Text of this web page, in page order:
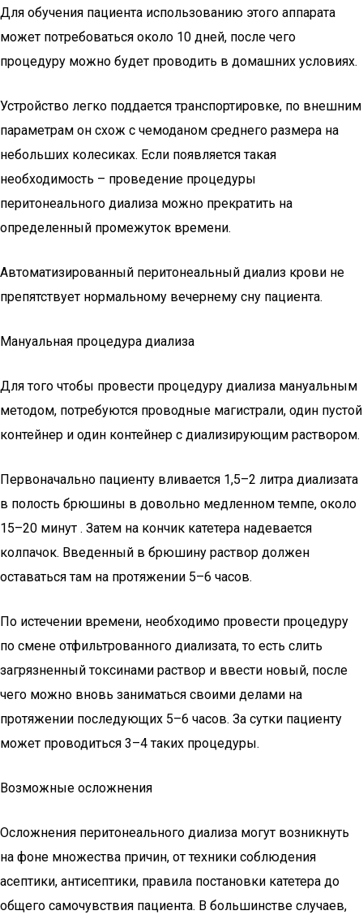
Для обучения пациента использованию этого аппарата
может потребоваться около 10 дней, после чего
процедуру можно будет проводить в домашних условиях.
Устройство легко поддается транспортировке, по внешним
параметрам он схож с чемоданом среднего размера на
небольших колесиках. Если появляется такая
необходимость – проведение процедуры
перитонеального диализа можно прекратить на
определенный промежуток времени.
Автоматизированный перитонеальный диализ крови не
препятствует нормальному вечернему сну пациента.
Мануальная процедура диализа
Для того чтобы провести процедуру диализа мануальным
методом, потребуются проводные магистрали, один пустой
контейнер и один контейнер с диализирующим раствором.
Первоначально пациенту вливается 1,5–2 литра диализата
в полость брюшины в довольно медленном темпе, около
15–20 минут . Затем на кончик катетера надевается
колпачок. Введенный в брюшину раствор должен
оставаться там на протяжении 5–6 часов.
По истечении времени, необходимо провести процедуру
по смене отфильтрованного диализата, то есть слить
загрязненный токсинами раствор и ввести новый, после
чего можно вновь заниматься своими делами на
протяжении последующих 5–6 часов. За сутки пациенту
может проводиться 3–4 таких процедуры.
Возможные осложнения
Осложнения перитонеального диализа могут возникнуть
на фоне множества причин, от техники соблюдения
асептики, антисептики, правила постановки катетера до
общего самочувствия пациента. В большинстве случаев,